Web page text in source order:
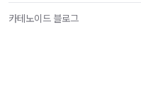
카테노이드 블로그